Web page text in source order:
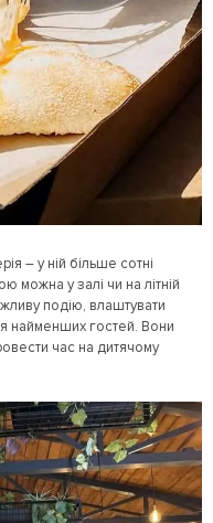
– у ній більше сотні
можна у залі чи на літній
подію, влаштувати
найменших гостей. Вони
час на дитячому